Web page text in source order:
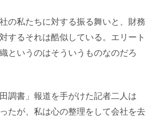
の私たちに対する振る舞いと、財務
するそれは酷似している。エリート
というのはそういうものなのだろ
調書」報道を手がけた記者二人は
たが、私は心の整理をして会社を去